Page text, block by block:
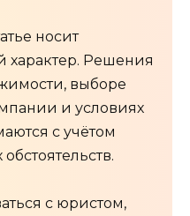
носит
характер. Решения
выборе
и условиях
с учётом
с юристом,